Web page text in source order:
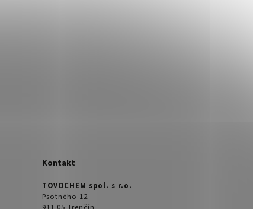
Kontakt
TOVOCHEM spol. s r.o.
Psotného 12